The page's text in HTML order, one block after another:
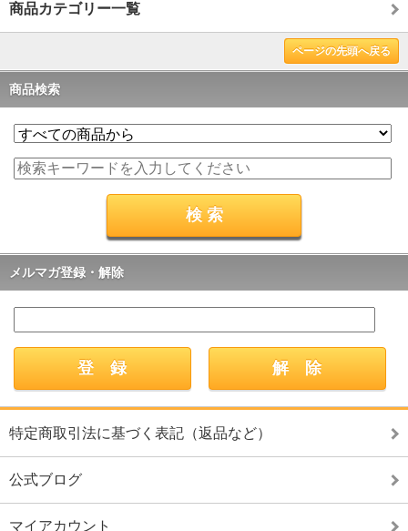
商品カテゴリー一覧
ページの先頭へ戻る
商品検索
メルマガ登録・解除
特定商取引法に基づく表記（返品など）
公式ブログ
マイアカウント